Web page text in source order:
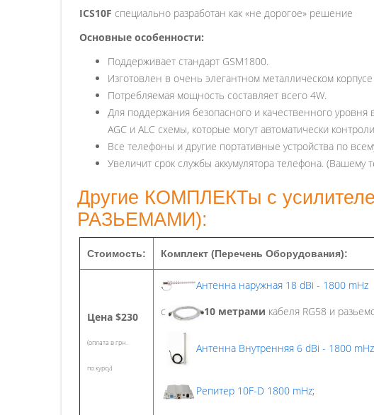
ICS10F специально разработан как «не дорогое» решение
Основные особенности:
Поддерживает стандарт GSM1800.
Изготовлен в очень элегантном металлическом
Потребляемая мощность составляет всего 4W.
Для поддержания безопасного и качественного уровня
AGC и ALC схемы, которые могут автоматически
Все телефоны и другие портативные устройства по
Увеличит срок службы аккумулятора телефона.
Другие КОМПЛЕКТы с
РАЗЬЕМАМИ):
Стоимость: Комплект (Перечень Оборудования):
Цена $230
(оплата в грн.
по курсу)
Антенна наружная 18 dBi - 1800 mHz
с
10 метрами кабеля RG58 и
Антенна Внутренняя 6 dBi - 1800 mHz
Репитер 10F-D 1800 mHz;